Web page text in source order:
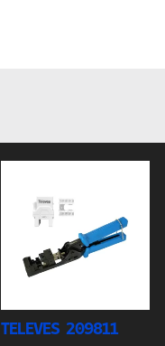
TELEVES 209811